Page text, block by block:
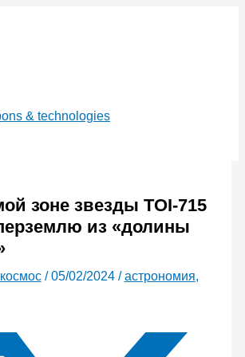
& technologies
зоне звезды TOI-715
из «долины
/05/02/2024 /астрономия,